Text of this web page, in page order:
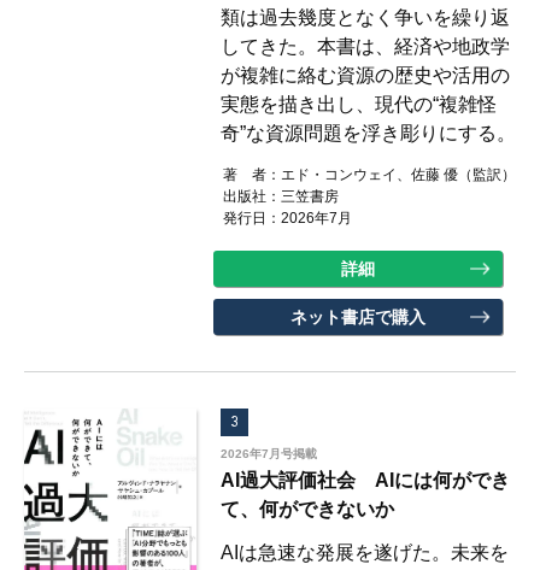
類は過去幾度となく争いを繰り返
してきた。本書は、経済や地政学
が複雑に絡む資源の歴史や活用の
実態を描き出し、現代の“複雑怪
奇”な資源問題を浮き彫りにする。
著 者： エド・コンウェイ、佐藤 優（監訳）
出版社： 三笠書房
発行日：2026年7月
詳細
ネット書店で購入
3
2026年7月号掲載
AI過大評価社会 AIには何ができ
て、何ができないか
AIは急速な発展を遂げた。未来を